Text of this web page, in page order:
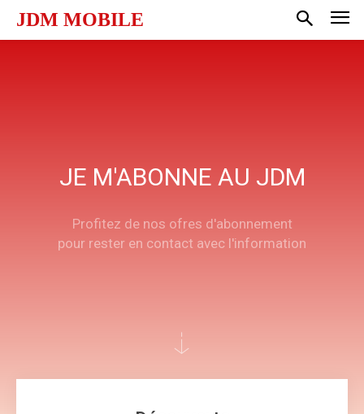
JDM MOBILE
JE M'ABONNE AU JDM
Profitez de nos ofres d'abonnement
pour rester en contact avec l'information